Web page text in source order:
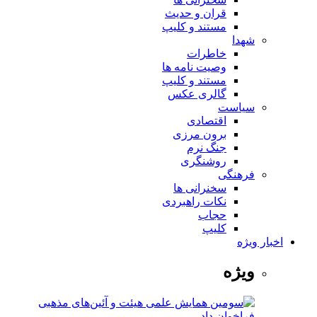
قران و حدیث
مستند و کلیپ
شهدا
خاطرات
وصیت نامه ها
مستند و کلیپ
گالری عکس
سیاست
اقتصادی
برون مرزی
جنگ نرم
روشنگری
فرهنگی
سخنرانی ها
نکات راهبردی
حجاب
کلیپ
اخبار ویژه
ویژه